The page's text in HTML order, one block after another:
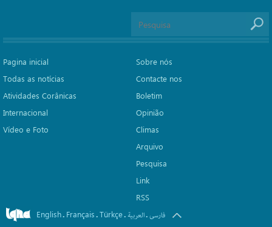
Pagina inicial
Todas as notícias
Atividades Corânicas
Internacional
Vídeo e Foto
Sobre nós
Contacte nos
Boletim
Opinião
Climas
Arquivo
Pesquisa
Link
RSS
English. Français.Türkçe. العربیة.فارسی